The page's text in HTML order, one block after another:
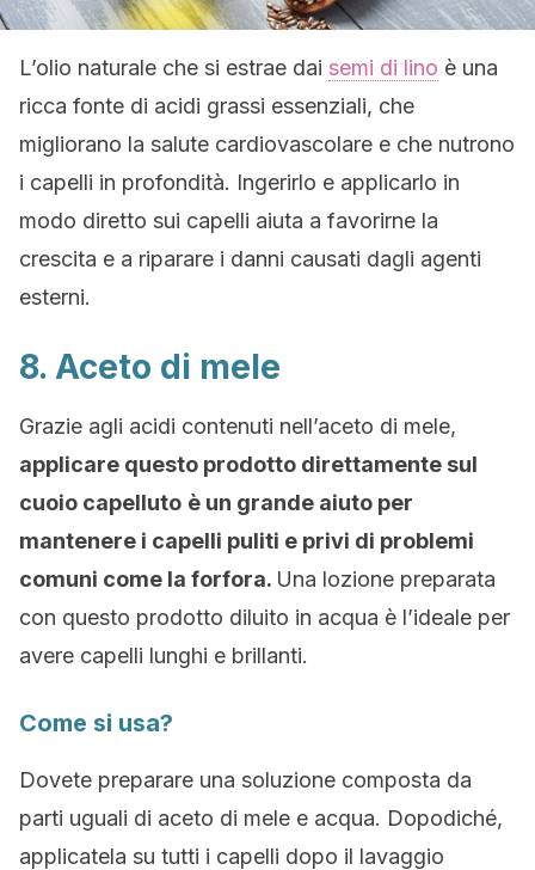
L’olio naturale che si estrae dai semi di lino è una
ricca fonte di acidi grassi essenziali, che
migliorano la salute cardiovascolare e che nutrono
i capelli in profondità. Ingerirlo e applicarlo in
modo diretto sui capelli aiuta a favorirne la
crescita e a riparare i danni causati dagli agenti
esterni.
8. Aceto di mele
Grazie agli acidi contenuti nell’aceto di mele,
applicare questo prodotto direttamente sul
cuoio capelluto è un grande aiuto per
mantenere i capelli puliti e privi di problemi
comuni come la forfora. Una lozione preparata
con questo prodotto diluito in acqua è l’ideale per
avere capelli lunghi e brillanti.
Come si usa?
Dovete preparare una soluzione composta da
parti uguali di aceto di mele e acqua. Dopodiché,
applicatela su tutti i capelli dopo il lavaggio